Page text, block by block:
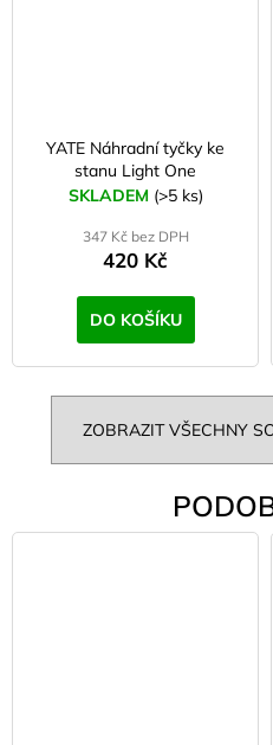
YATE Náhradní tyčky ke
stanu Light One
SKLADEM (>5 ks)
347 Kč bez DPH
420 Kč
DO KOŠÍKU
ZOBRAZIT VŠECHNY